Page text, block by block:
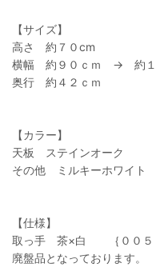
【サイズ】
高さ 約７０cm
横幅 約９０ｃｍ → 約
奥行 約４２ｃｍ
【カラー】
天板 ステインオーク
その他 ミルキーホワイト
【仕様】
取っ手 茶×白 ｛００５
廃盤品となっております。